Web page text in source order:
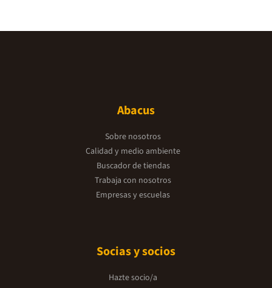
Abacus
Sobre nosotros
Calidad y medio ambiente
Buscador de tiendas
Trabaja con nosotros
Empresas y escuelas
Socias y socios
Hazte socio/a